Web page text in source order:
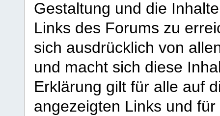
Gestaltung und die
Links des Forums zu
sich ausdrücklich von
und macht sich diese
Erklärung gilt für alle auf
angezeigten Links und